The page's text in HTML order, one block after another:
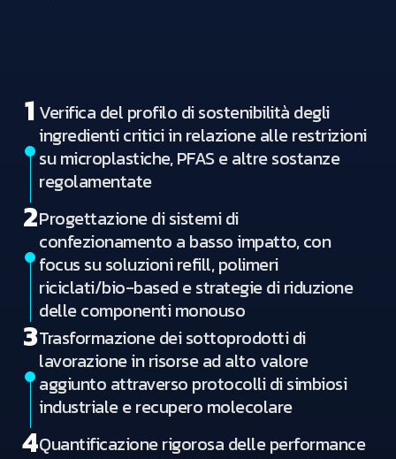
1 Verifica del profilo di sostenibilità degli
ingredienti critici in relazione alle restrizioni
su microplastiche, PFAS e altre sostanze
regolamentate
2Progettazione di sistemi di
confezionamento a basso impatto, con
focus su soluzioni refill, polimeri
riciclati/bio-based e strategie di riduzione
delle componenti monouso
3Trasformazione dei sottoprodotti di
lavorazione in risorse ad alto valore
aggiunto attraverso protocolli di simbiosi
industriale e recupero molecolare
4Quantificazione rigorosa delle performance